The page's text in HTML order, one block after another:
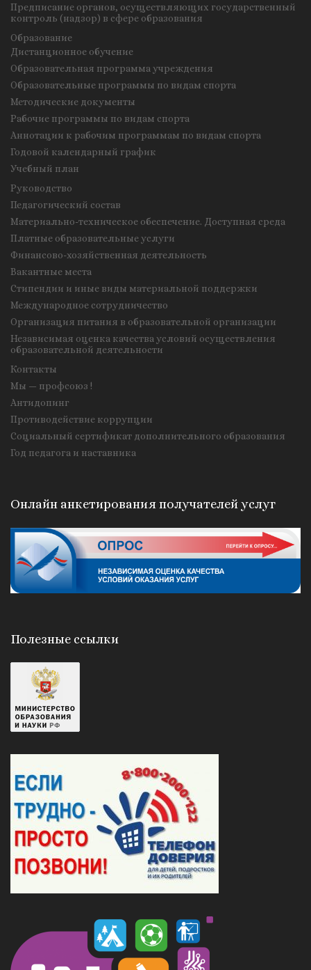
Предписание органов, осуществляющих государственный
контроль (надзор) в сфере образования
Образование
Дистанционное обучение
Образовательная программа учреждения
Образовательные программы по видам спорта
Методические документы
Рабочие программы по видам спорта
Аннотации к рабочим программам по видам спорта
Годовой календарный график
Учебный план
Руководство
Педагогический состав
Материально-техническое обеспечение. Доступная среда
Платные образовательные услуги
Финансово-хозяйственная деятельность
Вакантные места
Стипендии и иные виды материальной поддержки
Международное сотрудничество
Организация питания в образовательной организации
Независимая оценка качества условий осуществления
образовательной деятельности
Контакты
Мы — профсоюз !
Антидопинг
Противодействие коррупции
Социальный сертификат дополнительного образования
Год педагога и наставника
Онлайн анкетирования получателей услуг
Полезные ссылки